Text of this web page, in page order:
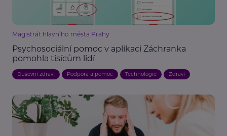
Magistrát hlavního města Prahy
Psychosociální pomoc v aplikaci Záchranka
pomohla tisícům lidí
Duševní zdraví Podpora a pomoc Technologie Zdraví